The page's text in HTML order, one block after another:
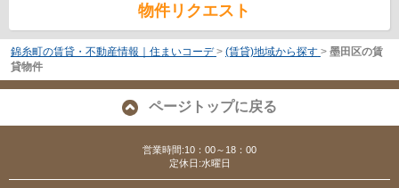
物件リクエスト
錦糸町の賃貸・不動産情報｜住まいコーデ > (賃貸)地域から探す > 墨田区の賃
貸物件
ページトップに戻る
営業時間:10：00～18：00
定休日:水曜日